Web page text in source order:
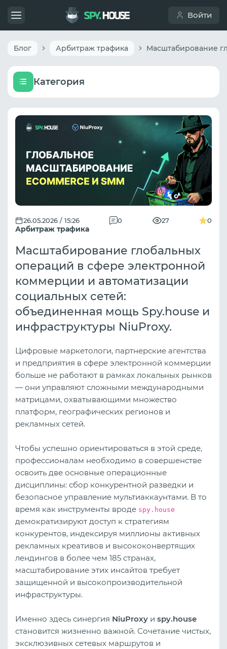
Войти
Блог Арбитраж трафика
Категория
Арбитраж трафика
26.05.2026 / 15:26 0 27 0
Масштабирование глобальных
операций в сфере электронной
коммерции и автоматизации
социальных сетей:
объединенная мощь Spy.house и
инфраструктуры NiuProxy.
Цифровые маркетологи, партнерские агентства
и предприятия в сфере электронной коммерции
больше не работают в рамках локальных рынков
— они управляют сложными международными
матрицами, охватывающими множество
платформ, географических регионов и
рекламных сетей.
Чтобы успешно ориентироваться в этой среде,
профессионалам необходимо в совершенстве
освоить две основные операционные
дисциплины: сбор конкурентной разведки и
безопасное управление мультиаккаунтами. В то
время как инструменты вроде spy.house
демократизируют доступ к стратегиям
конкурентов, индексируя миллионы активных
рекламных креативов и высококонвертящих
лендингов в более чем 185 странах,
масштабирование этих инсайтов требует
защищенной и высокопроизводительной
инфраструктуры.
Именно здесь синергия NiuProxy и spy.house
становится жизненно важной. Сочетание чистых,
эксклюзивных сетевых маршрутов и